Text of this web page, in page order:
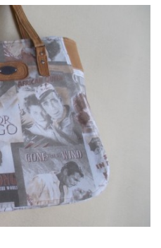
jk-laguna@seznam.cz